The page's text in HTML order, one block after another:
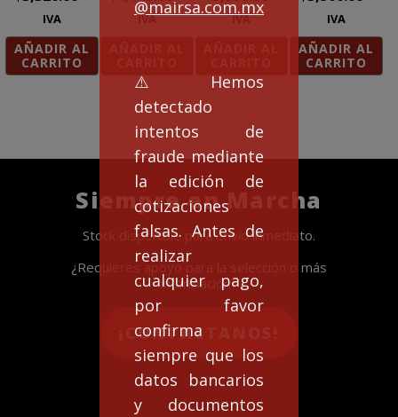
@mairsa.com.mx
⚠️Hemos
detectado
intentos de
fraude mediante
la edición de
cotizaciones
falsas. Antes de
realizar
cualquier pago,
por favor
confirma
siempre que los
datos bancarios
y documentos
IVA
AÑADIR AL
CARRITO
IVA
IVA
IVA
AÑADIR AL
CARRITO
Siempre en Marcha
Stock disponible para envío inmediato.
¿Requieres apoyo para la selección o más
información?
¡CONTACTANOS!